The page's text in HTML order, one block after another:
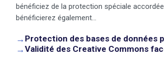
bénéficiez de la protection spéciale
bénéficierez également…
→ Protection des bases de données
→Validité des Creative Commons